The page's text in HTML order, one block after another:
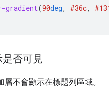
gradient(90deg, #36c,
否可見
不會顯示在標題列區域。